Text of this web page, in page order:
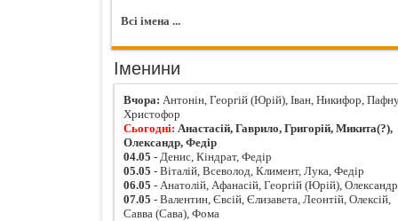
Всі імена ...
Іменини
Вчора: Антонін, Георгій (Юрій), Іван, Никифор,
Христофор
Сьогодні: Анастасій, Гаврило, Григорій, Микита(?),
Олександр, Федір
04.05 - Денис, Кіндрат, Федір
05.05 - Віталій, Всеволод, Климент, Лука, Федір
06.05 - Анатолій, Афанасій, Георгій (Юрій),
07.05 - Валентин, Євсій, Єлизавета, Леонтій, Олексій,
Савва (Сава), Фома